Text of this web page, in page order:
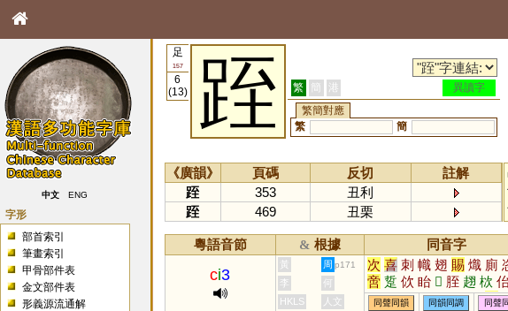
中文 ENG
字形
部首索引
筆畫索引
甲骨部件表
金文部件表
形義源流通解
足
157
6
(13)
跮 繁 簡 港
異讀字
繁簡對應
繁
簡
《廣韻》 頁碼 反切
註解
跮
353
丑利
跮
469 丑栗
粵語音節 & 根據 同音字
ci3
黃 周 p171 次 喜 刺 幟 翅 賜 熾 廁
啻 踅 佽 眙 𠕞 胵 趐 栨
儩 翨 蛓 莿 絘 蚝 庛 朿
李
何
HKLS
人文 同聲同韻 同韻同調 同聲